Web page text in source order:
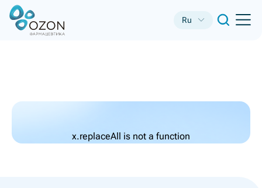
Ru
x.replaceAll is not a function